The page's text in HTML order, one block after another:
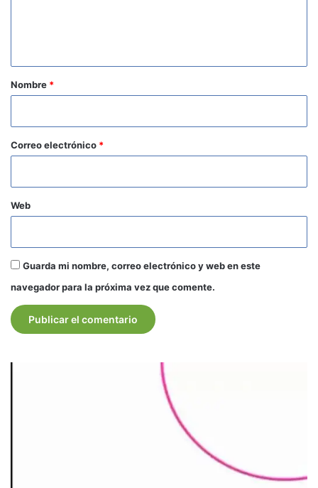
r
o
*
Nombre *
Correo electrónico *
Web
Guarda mi nombre, correo electrónico y web en este
navegador para la próxima vez que comente.